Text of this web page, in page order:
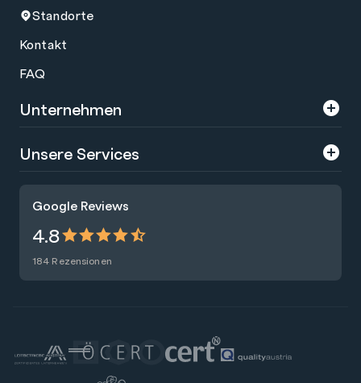
Google Reviews
4.8
184 Rezensionen
Standorte
Kontakt
FAQ
Unternehmen
Über uns
Presse
Nachhaltigkeit
Blog
Unsere Services
Zertifizierungen
Raummiete